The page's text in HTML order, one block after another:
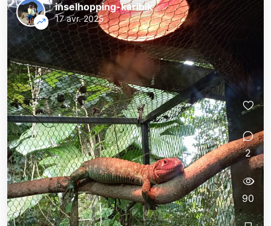
inselhopping-karibik
17 avr. 2025
2
90